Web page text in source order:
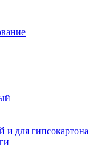
для гипсокартона